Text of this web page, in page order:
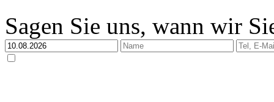
Sagen Sie uns, wann wir